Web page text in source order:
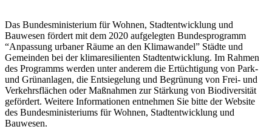
Das Bundesministerium für Wohnen, Stadtentwicklung und
Bauwesen fördert mit dem 2020 aufgelegten Bundesprogramm
“Anpassung urbaner Räume an den Klimawandel” Städte und
Gemeinden bei der klimaresilienten Stadtentwicklung. Im Rahmen
des Programms werden unter anderem die Ertüchtigung von Park-
und Grünanlagen, die Entsiegelung und Begrünung von Frei- und
Verkehrsflächen oder Maßnahmen zur Stärkung von Biodiversität
gefördert. Weitere Informationen entnehmen Sie bitte der Website
des Bundesministeriums für Wohnen, Stadtentwicklung und
Bauwesen.